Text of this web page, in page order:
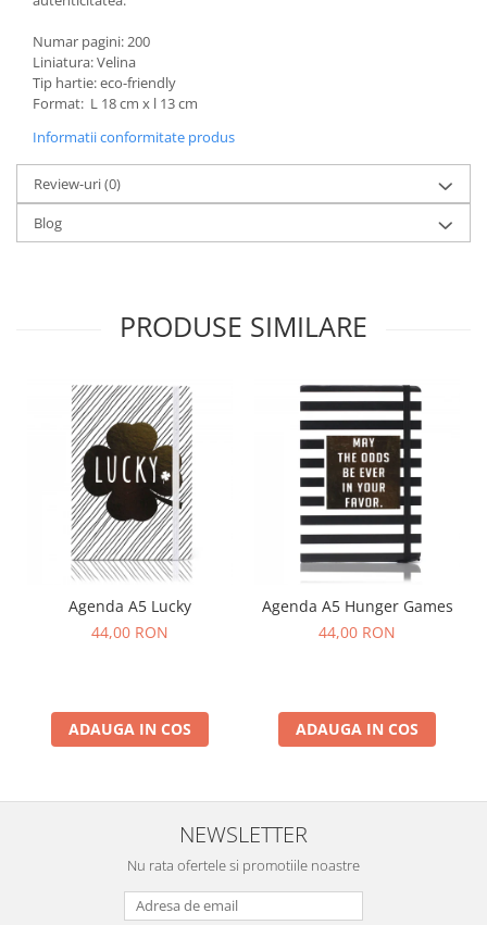
Numar pagini: 200
Liniatura: Velina
Tip hartie: eco-friendly
Format: L 18 cm x l 13 cm
Informatii conformitate produs
Review-uri(0)
Blog
PRODUSE SIMILARE
Agenda A5 Lucky
44,00 RON
ADAUGA IN COS
Agenda A5 Hunger Games
44,00 RON
ADAUGA IN COS
NEWSLETTER
Nu rata ofertele si promotiile noastre